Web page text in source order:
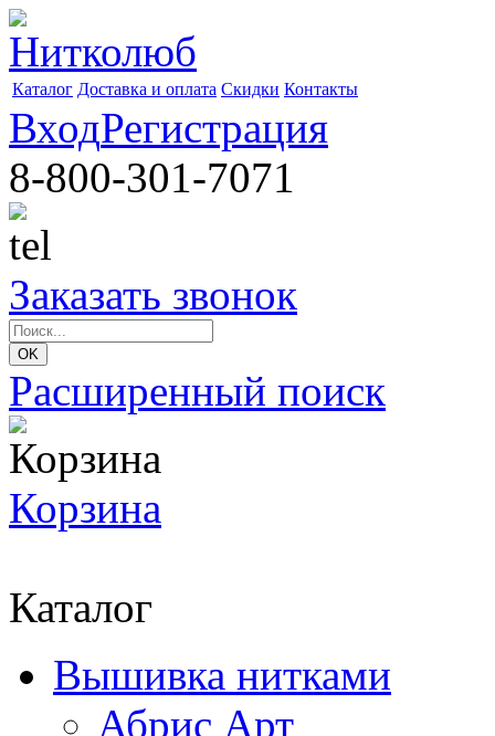
Каталог Доставка и оплата Скидки Контакты
ВходРегистрация
8-800-301-7071
Заказать звонок
Расширенный поиск
Корзина
Каталог
Вышивка нитками
Абрис Арт